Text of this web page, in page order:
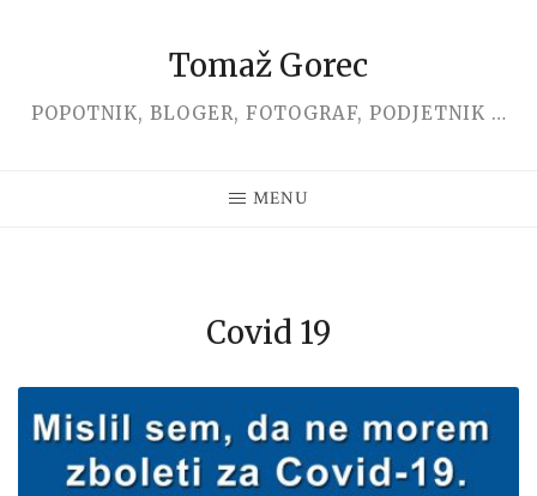
Tomaž Gorec
POPOTNIK, BLOGER, FOTOGRAF, PODJETNIK …
MENU
Covid 19